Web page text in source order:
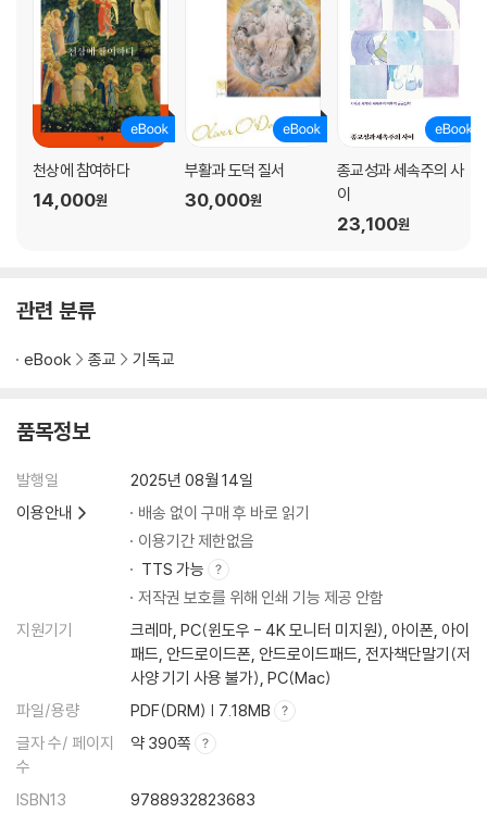
천상에 참여하다
14,000원
부활과 도덕 질서
30,000원
종교성과 세속주의 사
이
23,100원
관련 분류
eBook 종교 기독교
품목정보
발행일
2025년 08월 14일
이용안내
배송 없이 구매 후 바로 읽기
이용기간 제한없음
TTS 가능
저작권 보호를 위해 인쇄 기능 제공 안함
지원기기
크레마, PC(윈도우 - 4K 모니터 미지원), 아이폰, 아이
패드, 안드로이드폰, 안드로이드패드, 전자책단말기(저
사양 기기 사용 불가), PC(Mac)
파일/용량
PDF(DRM) | 7.18MB
글자 수/ 페이지
수
약 390쪽
ISBN13 9788932823683